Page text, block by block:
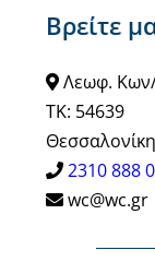
Βρείτε
Λεωφ.
ΤΚ: 54639
Θεσσαλονίκη
2310 888
wc@wc.gr